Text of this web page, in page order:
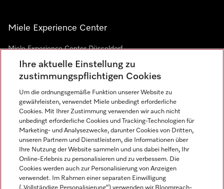
Miele Experience Center
Miele Experience Center Düsseldorf
Miele Experience Center Gütersloh
Newsletter
Ihre aktuelle Einstellung zu
zustimmungspflichtigen Cookies
Um die ordnungsgemäße Funktion unserer Website zu
gewährleisten, verwendet Miele unbedingt erforderliche
Cookies. Mit Ihrer Zustimmung verwenden wir auch nicht
unbedingt erforderliche Cookies und Tracking-Technologien für
Marketing- und Analysezwecke, darunter Cookies von Dritten,
unseren Partnern und Dienstleistern, die Informationen über
Ihre Nutzung der Website sammeln und uns dabei helfen, Ihr
Online-Erlebnis zu personalisieren und zu verbessern. Die
Cookies werden auch zur Personalisierung von Anzeigen
verwendet. Im Rahmen einer separaten Einwilligung